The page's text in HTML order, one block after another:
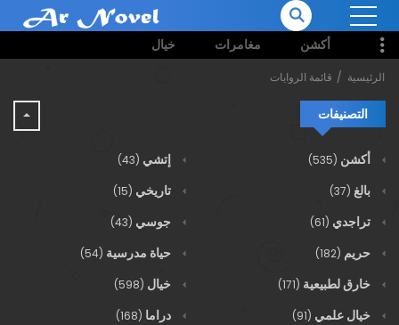
أكشن مغامرات خيال
الرئيسية قائمة الروايات
التصنيفات
أكشن (535) إتشي (43)
بالغ (37) تاريخي (15)
تراجدي (61) جوسي (43)
حريم (182) حياة مدرسية (54)
خارق لطبيعية (171) خيال (598)
خيال علمي (91) دراما (168)